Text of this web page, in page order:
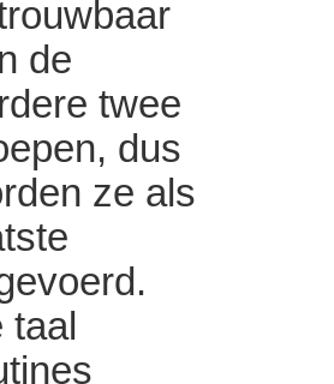
de
twee
dus
ze als
taal